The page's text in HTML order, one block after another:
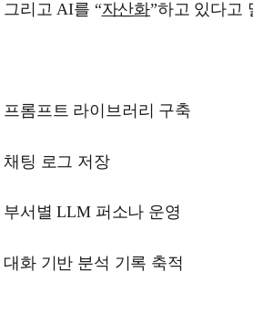
그리고 AI를 “자산화”하고 있다고
프롬프트 라이브러리 구축
채팅 로그 저장
부서별 LLM 퍼소나 운영
대화 기반 분석 기록 축적